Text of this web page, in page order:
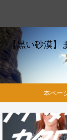
【黒い砂漠
本ペー